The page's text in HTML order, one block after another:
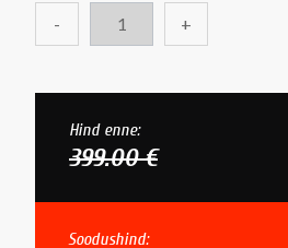
- +
Hind enne:
399.00 €
Soodushind: